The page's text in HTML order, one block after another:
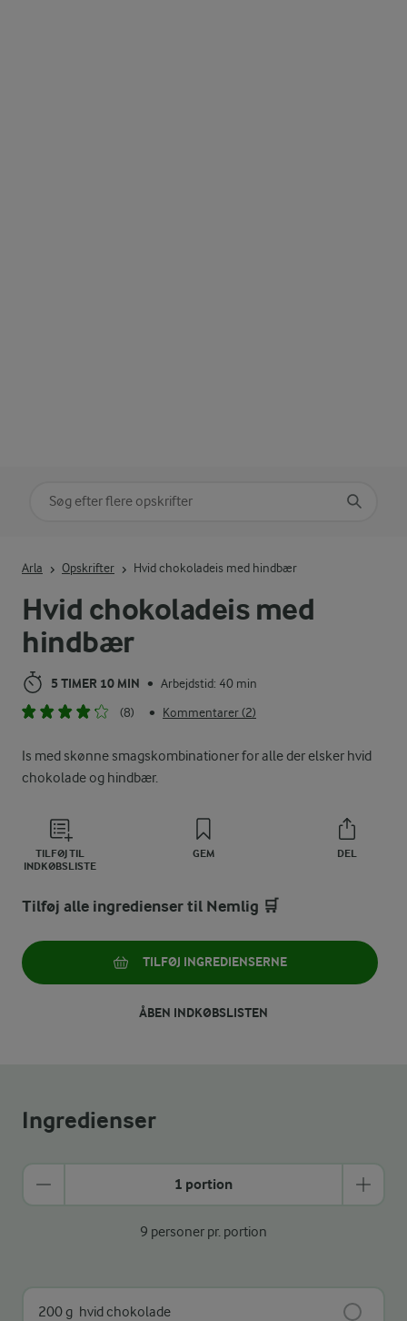
Hvid chokoladeis med
hindbær
5 TIMER 10 MIN • Arbejdstid: 40 min
(8)
• Kommentarer (2)
Is med skønne smagskombinationer for alle der elsker hvid
chokolade og hindbær.
TILFØJ TIL
INDKØBSLISTE
GEM DEL
Arla Opskrifter Hvid chokoladeis med hindbær
Tilføj alle ingredienser til Nemlig 🛒
TILFØJ INGREDIENSERNE
ÅBEN INDKØBSLISTEN
Ingredienser
1 portion
9 personer pr. portion
200 g hvid chokolade
Søg på kategori